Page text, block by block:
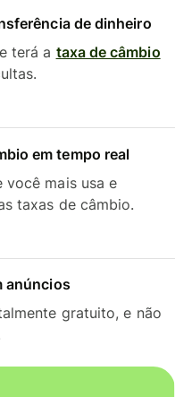
de dinheiro
terá a taxa de câmbio
em tempo real
você mais usa e
taxas de câmbio.
anúncios
gratuito, e não